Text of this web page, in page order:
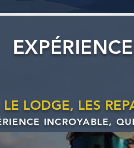
LODGE, LES
INCROYABLE,